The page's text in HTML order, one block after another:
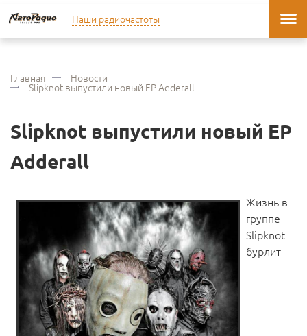
Наши радиочастоты
Главная Новости
Slipknot выпустили новый EP Adderall
Slipknot выпустили новый EP
Adderall
Жизнь в
группе
Slipknot
бурлит